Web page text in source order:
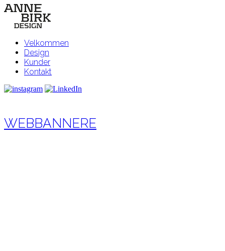
Velkommen
Design
Kunder
Kontakt
WEBBANNERE